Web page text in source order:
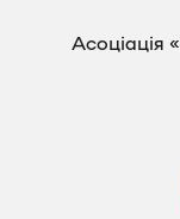
Асоціація